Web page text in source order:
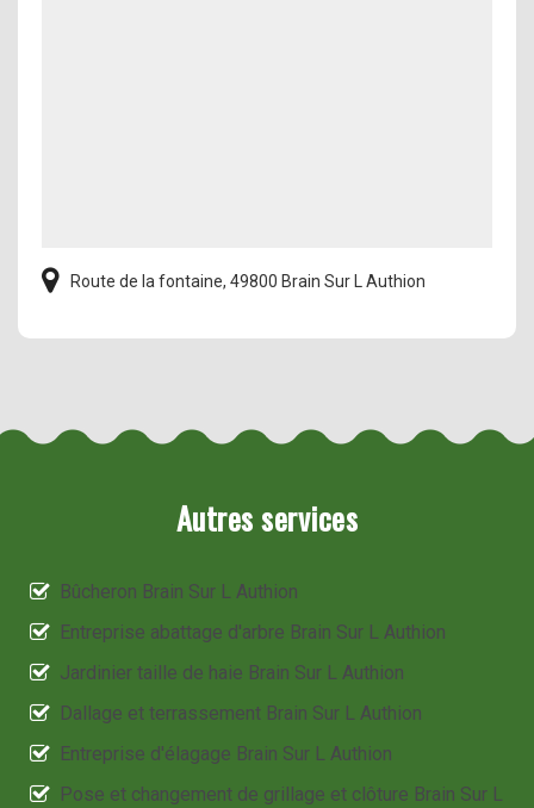
Route de la fontaine, 49800 Brain Sur L Authion
Autres services
Bûcheron Brain Sur L Authion
Entreprise abattage d'arbre Brain Sur L Authion
Jardinier taille de haie Brain Sur L Authion
Dallage et terrassement Brain Sur L Authion
Entreprise d'élagage Brain Sur L Authion
Pose et changement de grillage et clôture Brain Sur L